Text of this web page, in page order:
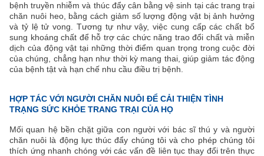
bệnh truyền nhiễm và thúc đẩy cân bằng vệ sinh tại các trang trại
chăn nuôi heo, bằng cách giảm số lượng động vật bị ảnh hưởng
và tỷ lệ tử vong. Tương tự như vậy, việc cung cấp các chất bổ
sung khoáng chất để hỗ trợ các chức năng trao đổi chất và miễn
dịch của động vật tại những thời điểm quan trọng trong cuộc đời
của chúng, chẳng hạn như thời kỳ mang thai, giúp giảm tác động
của bệnh tật và hạn chế nhu cầu điều trị bệnh.
HỢP TÁC VỚI NGƯỜI CHĂN NUÔI ĐỂ CẢI THIỆN TÌNH
TRẠNG SỨC KHỎE TRANG TRẠI CỦA HỌ
Mối quan hệ bền chặt giữa con người với bác sĩ thú y và người
chăn nuôi là động lực thúc đẩy chúng tôi và cho phép chúng tôi
thích ứng nhanh chóng với các vấn đề liên tục thay đổi trên thực